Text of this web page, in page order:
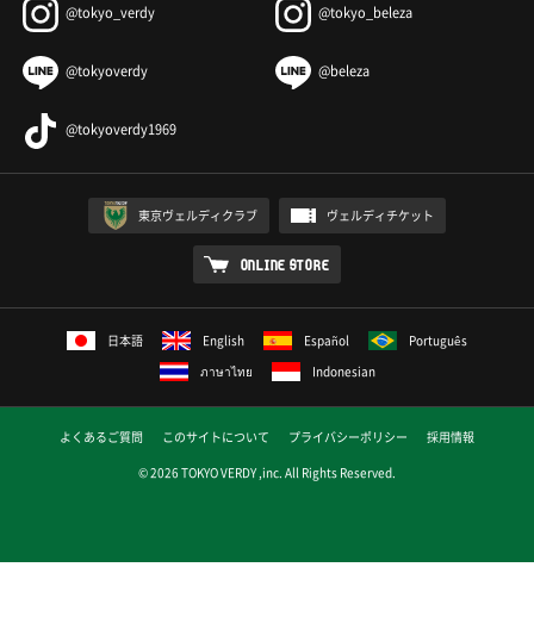
@tokyo_verdy @tokyo_beleza
@tokyoverdy @beleza
@tokyoverdy1969
東京ヴェルディクラブ ヴェルディチケット
ONLINE STORE
日本語 English Español
Português
ภาษาไทย
Indonesian
よくあるご質問 このサイトについて プライバシーポリシー
採用情報
© 2026 TOKYO VERDY ,inc. All Rights Reserved.